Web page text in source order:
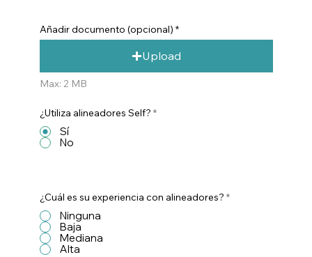
Añadir documento (opcional)
Upload
Max: 2 MB
¿Utiliza alineadores Self? *
Sí
No
¿Cuál es su experiencia con alineadores? *
Ninguna
Baja
Mediana
Alta